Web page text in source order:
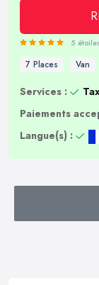
5
7 Places Van
Services :
Paiements
Langue(s) :